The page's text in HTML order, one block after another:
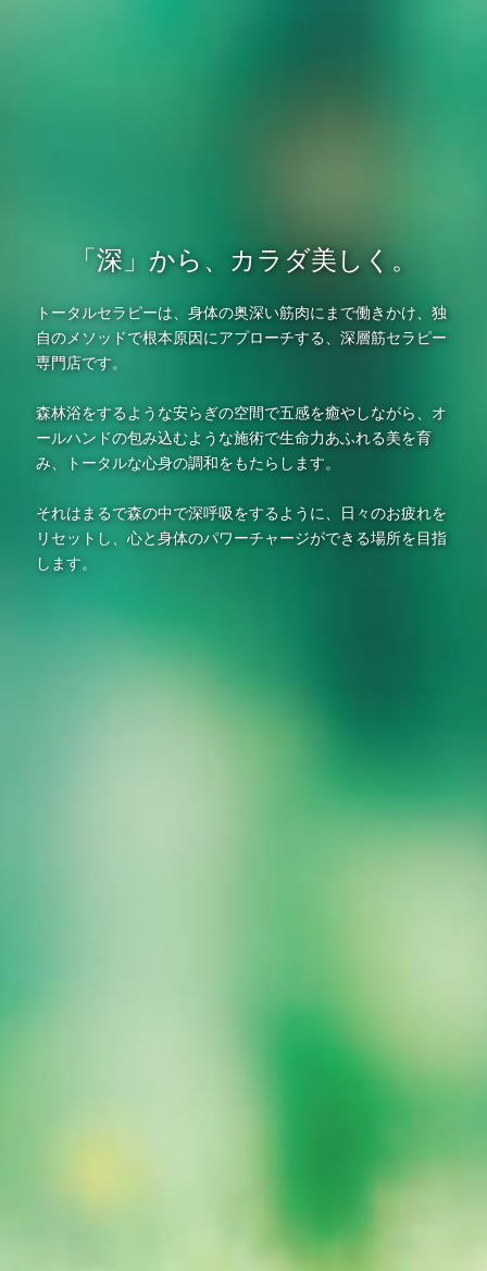
「深」から、カラダ美しく。
トータルセラピーは、身体の奥深い筋肉にまで働きかけ、独
自のメソッドで根本原因にアプローチする、深層筋セラピー
専門店です。
森林浴をするような安らぎの空間で五感を癒やしながら、オ
ールハンドの包み込むような施術で生命力あふれる美を育
み、トータルな心身の調和をもたらします。
それはまるで森の中で深呼吸をするように、日々のお疲れを
リセットし、心と身体のパワーチャージができる場所を目指
します。